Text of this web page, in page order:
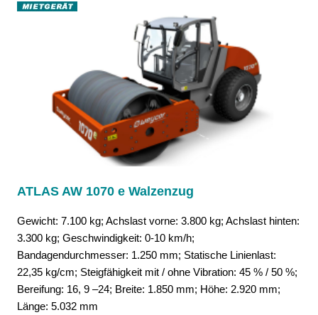
ATLAS AW 1070 e Walzenzug
Gewicht: 7.100 kg; Achslast vorne: 3.800 kg; Achslast hinten:
3.300 kg; Geschwindigkeit: 0-10 km/h;
Bandagendurchmesser: 1.250 mm; Statische Linienlast:
22,35 kg/cm; Steigfähigkeit mit / ohne Vibration: 45 % / 50 %;
Bereifung: 16, 9 –24; Breite: 1.850 mm; Höhe: 2.920 mm;
Länge: 5.032 mm